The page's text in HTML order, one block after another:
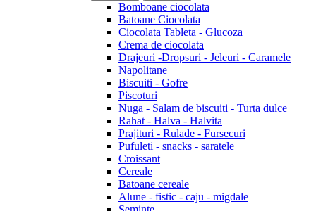
Bomboane ciocolata
Batoane Ciocolata
Ciocolata Tableta - Glucoza
Crema de ciocolata
Drajeuri -Dropsuri - Jeleuri - Caramele
Napolitane
Biscuiti - Gofre
Piscoturi
Nuga - Salam de biscuiti - Turta dulce
Rahat - Halva - Halvita
Prajituri - Rulade - Fursecuri
Pufuleti - snacks - saratele
Croissant
Cereale
Batoane cereale
Alune - fistic - caju - migdale